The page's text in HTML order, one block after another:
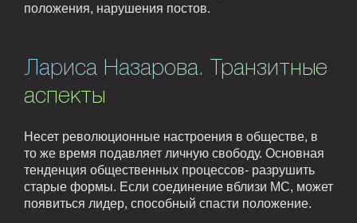
положения, нарушения постов.
Лариса Назарова. Транзитные
аспекты
Несет революционные настроения в обществе, в
то же время подавляет личную свободу. Основная
тенденция общественных процессов- разрушить
старые формы. Если соединение вблизи МС, может
появиться лидер, способный спасти положение.